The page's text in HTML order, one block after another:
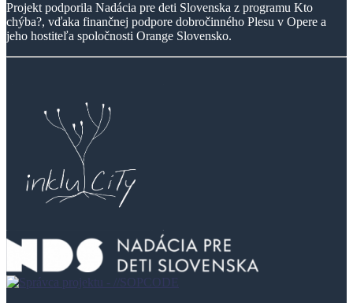
Projekt podporila Nadácia pre deti Slovenska z programu Kto
chýba?, vďaka finančnej podpore dobročinného Plesu v Opere a
jeho hostiteľa spoločnosti Orange Slovensko.